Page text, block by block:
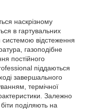
наскрізному
в гартувальних
відстеження
газоподібне
постійного
піддаються
завершального
термічної
Залежно
поділяють на